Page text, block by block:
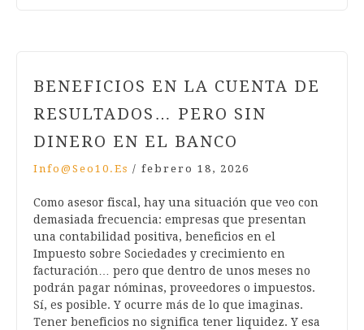
BENEFICIOS EN LA CUENTA DE
RESULTADOS… PERO SIN
DINERO EN EL BANCO
Info@seo10.es / febrero 18, 2026
Como asesor fiscal, hay una situación que veo con
demasiada frecuencia: empresas que presentan
una contabilidad positiva, beneficios en el
Impuesto sobre Sociedades y crecimiento en
facturación… pero que dentro de unos meses no
podrán pagar nóminas, proveedores o impuestos.
Sí, es posible. Y ocurre más de lo que imaginas.
Tener beneficios no significa tener liquidez. Y esa